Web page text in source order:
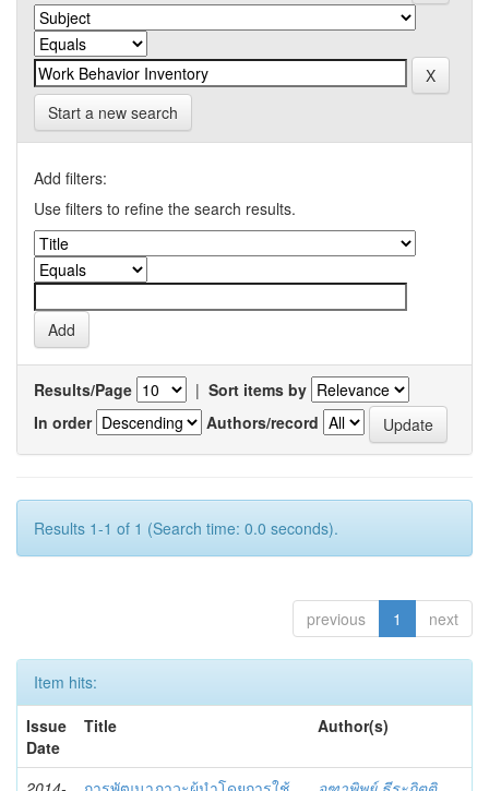
Start a new search
Add filters:
Use filters to refine the search results.
Results/Page | Sort items by
In order
Authors/record
Results 1-1 of 1 (Search time: 0.0 seconds).
previous 1 next
Item hits:
Issue
Date
Title Author(s)